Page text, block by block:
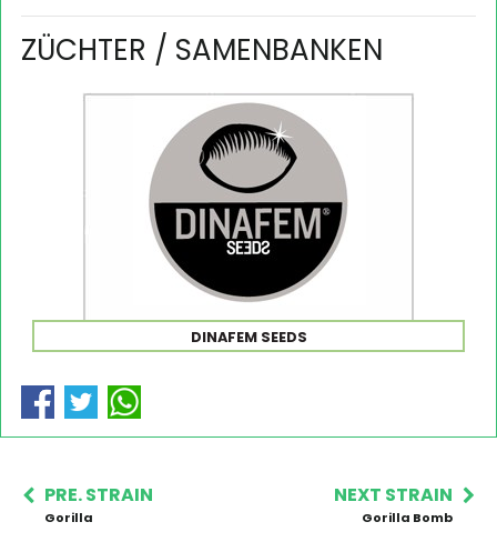
ZÜCHTER / SAMENBANKEN
DINAFEM SEEDS
PRE. STRAIN
Gorilla
NEXT STRAIN
Gorilla Bomb